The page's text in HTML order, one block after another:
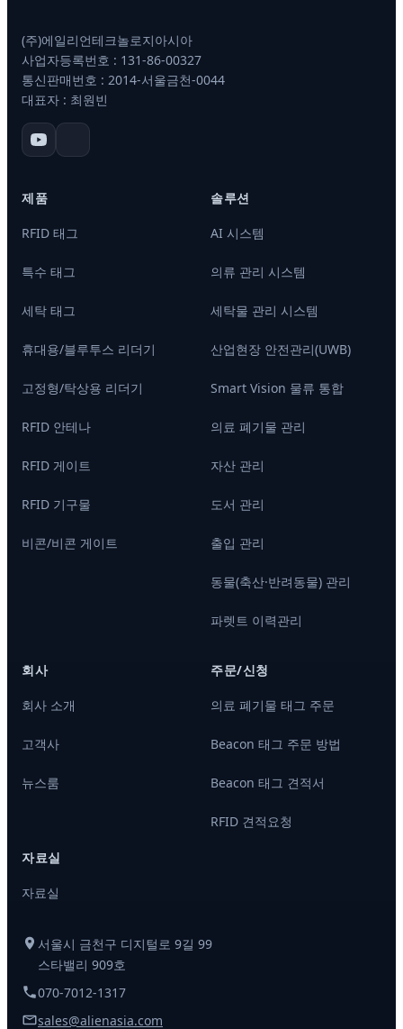
(주)에일리언테크놀로지아시아
사업자등록번호 : 131-86-00327
통신판매번호 : 2014-서울금천-0044
대표자 : 최원빈
제품
RFID 태그
특수 태그
세탁 태그
휴대용/블루투스 리더기
고정형/탁상용 리더기
RFID 안테나
RFID 게이트
RFID 기구물
비콘/비콘 게이트
솔루션
AI 시스템
의류 관리 시스템
세탁물 관리 시스템
산업현장 안전관리(UWB)
Smart Vision 물류 통합
의료 폐기물 관리
자산 관리
도서 관리
출입 관리
동물(축산·반려동물) 관리
파렛트 이력관리
회사
회사 소개
고객사
뉴스룸
자료실
자료실
주문/신청
의료 폐기물 태그 주문
Beacon 태그 주문 방법
Beacon 태그 견적서
RFID 견적요청
서울시 금천구 디지털로 9길 99
스타밸리 909호
070-7012-1317
sales@alienasia.com